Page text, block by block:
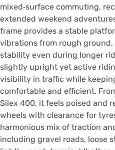
mixed‑surface commuting,
extended weekend
frame provides a stable
vibrations from rough
stability even during longer
slightly upright yet active
visibility in traffic while
comfortable and efficient.
Silex 400, it feels poised and
wheels with clearance for
harmonious mix of traction
including gravel roads, loose